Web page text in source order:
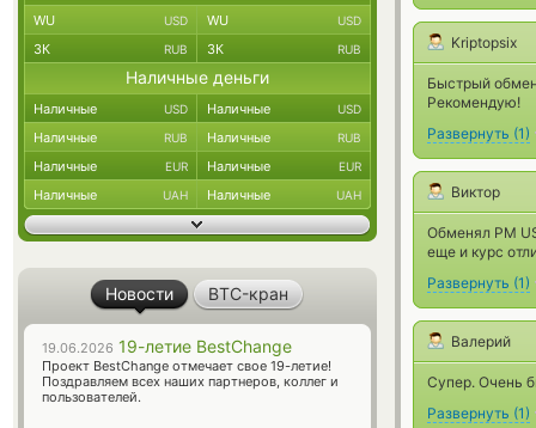
Kriptopsix
Быстрый
Рекомендую!
Развернуть (1)
Виктор
Обменял PM
еще и курс
Развернуть (1)
Валерий
Супер. Очень
Развернуть (1)
WU USD WU USD
ЗК RUB ЗК RUB
Наличные деньги
Наличные USD Наличные USD
Наличные RUB Наличные RUB
Наличные EUR Наличные EUR
Наличные UAH Наличные UAH
Новости BTC-кран
19.06.2026 19-летие BestChange
Проект BestChange отмечает свое 19-летие!
Поздравляем всех наших партнеров, коллег и
пользователей.